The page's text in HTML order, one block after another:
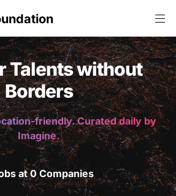
Talents without
Borders
friendly. Curated daily by
Imagine.
at 0 Companies